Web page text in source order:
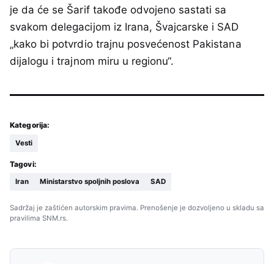
je da će se Šarif takođe odvojeno sastati sa
svakom delegacijom iz Irana, Švajcarske i SAD
„kako bi potvrdio trajnu posvećenost Pakistana
dijalogu i trajnom miru u regionu“.
Kategorija:
Vesti
Tagovi:
Iran Ministarstvo spoljnih poslova SAD
Sadržaj je zaštićen autorskim pravima. Prenošenje je dozvoljeno u skladu sa
pravilima SNM.rs.